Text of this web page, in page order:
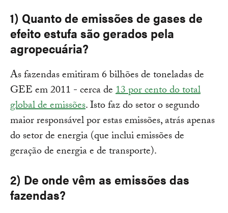
1) Quanto de emissões de gases de
efeito estufa são gerados pela
agropecuária?
As fazendas emitiram 6 bilhões de toneladas de
GEE em 2011 - cerca de13 por cento do total
global de emissões. Isto faz do setor o segundo
maior responsável por estas emissões, atrás apenas
do setor de energia (que inclui emissões de
geração de energia e de transporte).
2) De onde vêm as emissões das
fazendas?